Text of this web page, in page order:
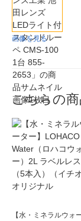
画像を見る
こちらの
【水・ミネラルウォ